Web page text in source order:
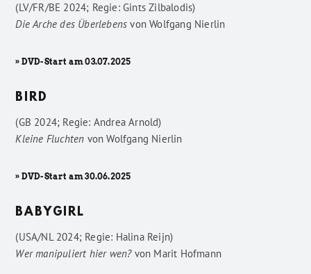
(LV/FR/BE 2024; Regie: Gints Zilbalodis)
Die Arche des Überlebens vonWolfgang Nierlin
» DVD-Start am 03.07.2025
BIRD
(GB 2024; Regie: Andrea Arnold)
Kleine Fluchten vonWolfgang Nierlin
» DVD-Start am 30.06.2025
BABYGIRL
(USA/NL 2024; Regie: Halina Reijn)
Wer manipuliert hier wen?von Marit Hofmann